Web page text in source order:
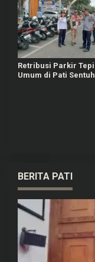
Retribusi Parkir
Umum di Pati
BERITA PATI